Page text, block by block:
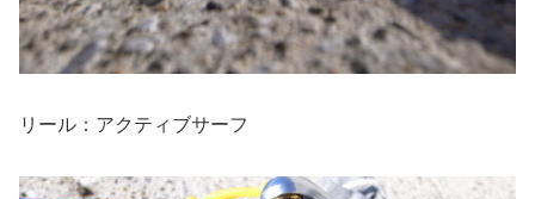
リール：アクティブサーフ